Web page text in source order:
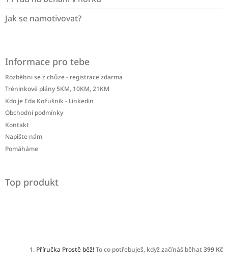
Jak se namotivovat?
Informace pro tebe
Rozběhni se z chůze - registrace zdarma
Tréninkové plány 5KM, 10KM, 21KM
Kdo je Eda Kožušník - Linkedin
Obchodní podmínky
Kontakt
Napište nám
Pomáháme
Top produkt
Příručka Prostě běž!To co potřebuješ, když začínáš běhat399 Kč